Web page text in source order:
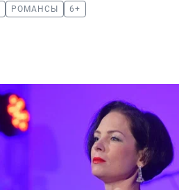
РОМАНСЫ 6+